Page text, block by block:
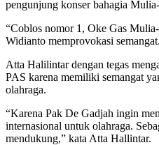
pengunjung konser bahagia
“Coblos nomor 1, Oke Gas
Widianto memprovokasi semangat.
Atta Halilintar dengan tegas
PAS karena memiliki semangat
olahraga.
“Karena Pak De Gadjah ingin
internasional untuk olahraga.
mendukung,” kata Atta Hallintar.